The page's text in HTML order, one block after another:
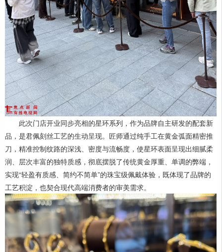
此次门店开业同步亮相的星环系列，作为品牌自主研发的配套新
品，是君佩刻丝工艺的生动呈现。匠师通过纯手工在黄金弧面精密推
刀，精准控制纹路的深浅、密度与流畅度，使星环表面呈现出细腻柔
润、层次丰富的独特质感，彻底摆脱了传统黄金厚重、单调的弊端，
实现“轻盈有质感、简约不简单”的珠宝级佩戴体验，既体现了品牌的
工艺积淀，也契合现代高端消费者的审美需求。